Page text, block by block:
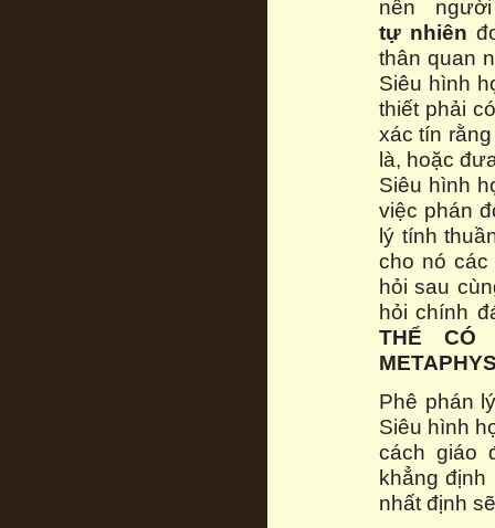
nên
tự nhiên
thân quan
Siêu hình
thiết phải
xác tín
là, hoặc
Siêu hình
việc phán
lý tính
cho nó các
hỏi sau
hỏi chính
THỂ CÓ
Phê phán
Siêu hình
cách giáo
khẳng
nhất định